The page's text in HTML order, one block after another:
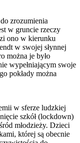
zrozumienia
w gruncie rzeczy
ono w kierunku
w swojej słynnej
można je było
wypełniającym swoje
pokłady można
w sferze ludzkiej
szkół (lockdown)
młodzieży. Dzieci
której są obecnie